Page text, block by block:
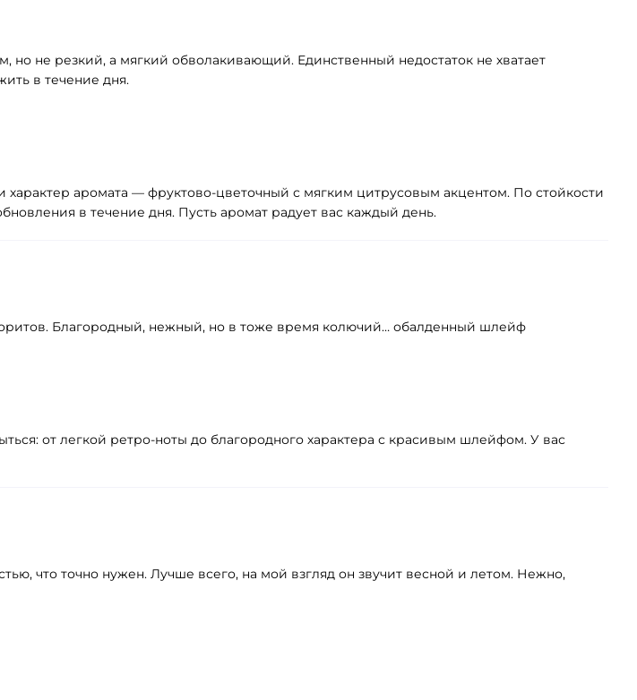
не резкий, а мягкий обволакивающий. Единственный недостаток не хватает
в течение дня.
аромата — фруктово‑цветочный с мягким цитрусовым акцентом. По стойкости
в течение дня. Пусть аромат радует вас каждый день.
Благородный, нежный, но в тоже время колючий… обалденный шлейф
от легкой ретро-ноты до благородного характера с красивым шлейфом. У вас
что точно нужен. Лучше всего, на мой взгляд он звучит весной и летом. Нежно,